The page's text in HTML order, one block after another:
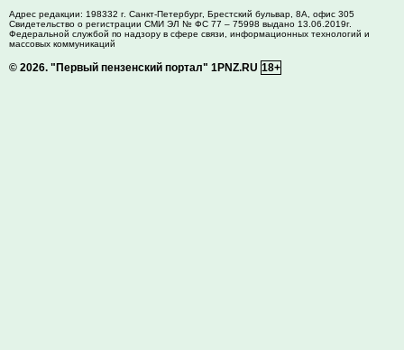
Адрес редакции: 198332 г. Санкт-Петербург, Брестский бульвар, 8А, офис 305
Свидетельство о регистрации СМИ ЭЛ № ФС 77 – 75998 выдано 13.06.2019г.
Федеральной службой по надзору в сфере связи, информационных технологий и
массовых коммуникаций
© 2026. "Первый пензенский портал" 1PNZ.RU 18+